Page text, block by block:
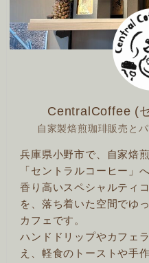
CentralCoffee (
自家製焙煎珈琲販売と
兵庫県小野市で、自家焙
「セントラルコーヒー」
香り高いスペシャルティ
を、落ち着いた空間でゆ
カフェです。
ハンドドリップやカフェ
え、軽食のトーストや手